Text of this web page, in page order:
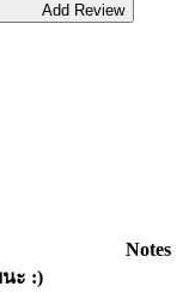
Add Review
ะ :)
Notes